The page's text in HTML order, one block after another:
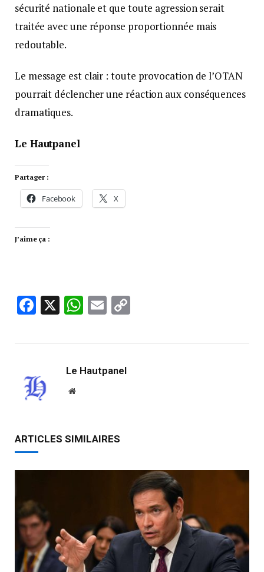
sécurité nationale et que toute agression serait
traitée avec une réponse proportionnée mais
redoutable.
Le message est clair : toute provocation de l’OTAN
pourrait déclencher une réaction aux conséquences
dramatiques.
Le Hautpanel
Partager :
Facebook X
J’aime ça :
Facebook
X WhatsApp
Email
Le Hautpanel
Website
ARTICLES SIMILAIRES